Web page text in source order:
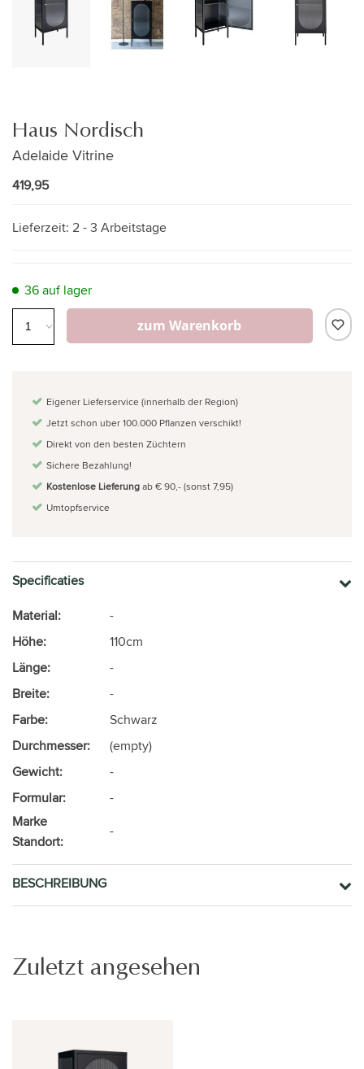
Haus Nordisch
Adelaide Vitrine
419,95
Lieferzeit: 2 - 3 Arbeitstage
36 auf lager
zum Warenkorb
Eigener Lieferservice (innerhalb der Region)
Jetzt schon uber 100.000 Pflanzen verschikt!
Direkt von den besten Züchtern
Sichere Bezahlung!
Kostenlose Lieferungab € 90,- (sonst 7,95)
Umtopfservice
Specificaties
Material:
-
Höhe:
110cm
Länge:
-
Breite:
-
Farbe:
Schwarz
Durchmesser:
(empty)
Gewicht:
-
Formular:
-
Marke
Standort:
-
BESCHREIBUNG
Zuletzt angesehen